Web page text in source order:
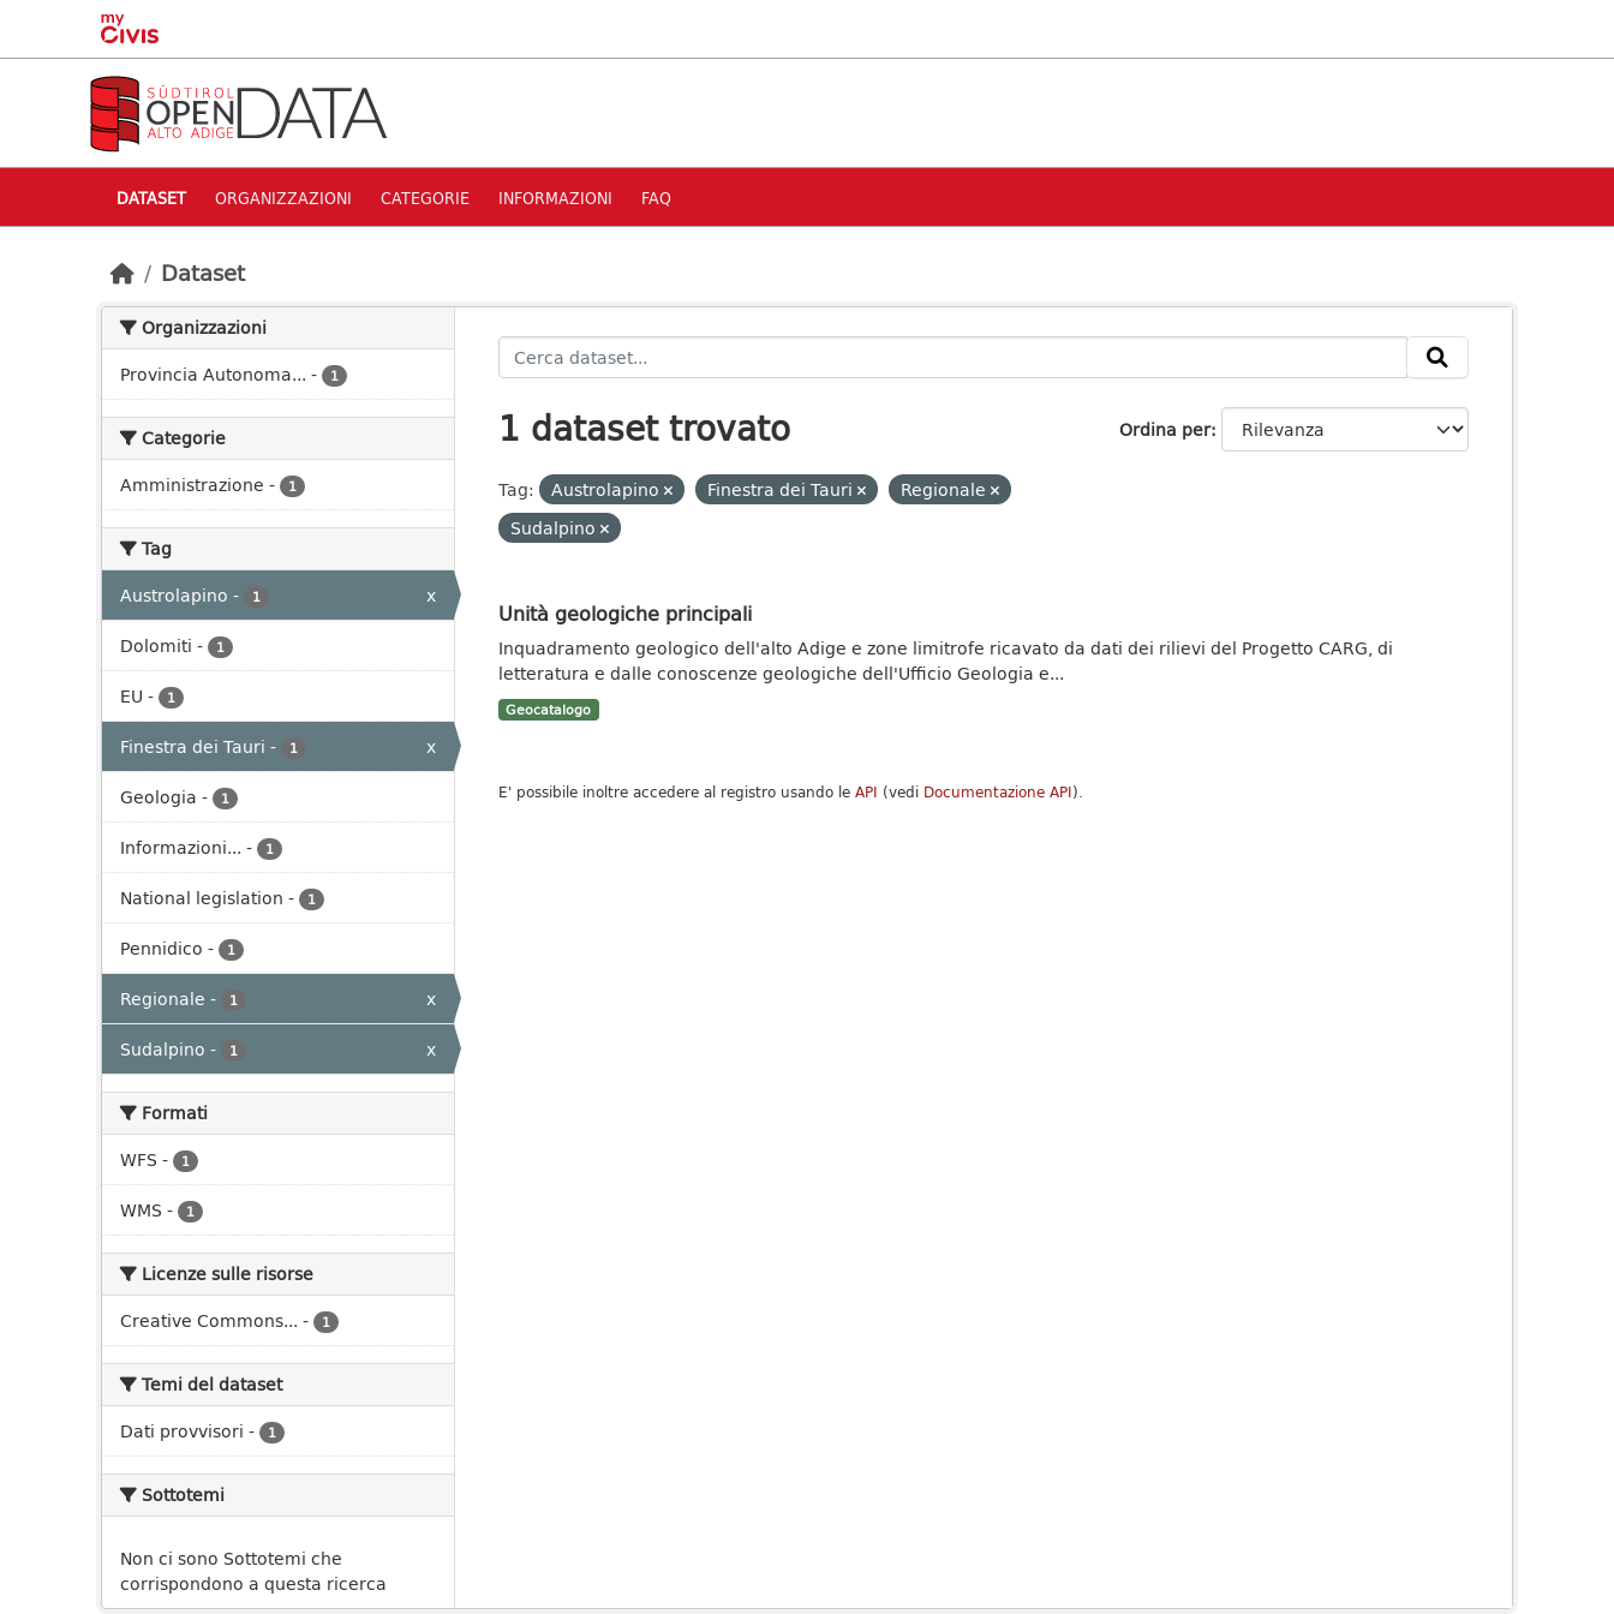
Skip to main content
DATASET ORGANIZZAZIONI CATEGORIE INFORMAZIONI FAQ
Dataset
Organizzazioni
Provincia Autonoma... - 1
Categorie
Amministrazione - 1
Tag
Austrolapino - 1
x
Dolomiti - 1
EU - 1
Finestra dei Tauri - 1
x
Geologia - 1
Informazioni... - 1
National legislation - 1
Pennidico - 1
Regionale - 1
x
Sudalpino - 1 x
Formati
WFS - 1
WMS - 1
Licenze sulle risorse
Creative Commons... - 1
Temi del dataset
Dati provvisori - 1
Sottotemi
Non ci sono Sottotemi che
corrispondono a questa ricerca
Ordina per
1 dataset trovato
Tag: Austrolapino Finestra dei Tauri
Regionale
Sudalpino
Unità geologiche principali
Inquadramento geologico dell'alto Adige e zone limitrofe ricavato da dati dei rilievi del Progetto CARG, di
letteratura e dalle conoscenze geologiche dell'Ufficio Geologia e...
Geocatalogo
E' possibile inoltre accedere al registro usando le API (vedi Documentazione API).